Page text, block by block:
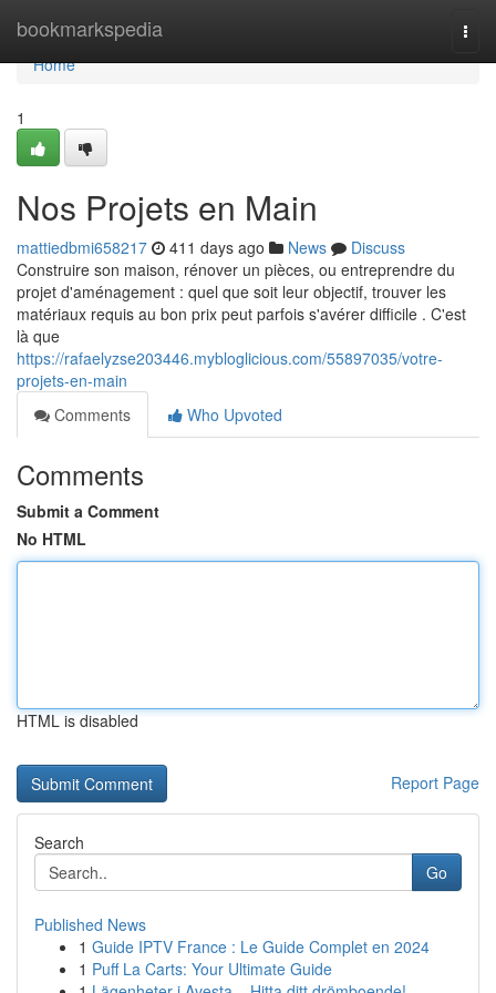
bookmarkspedia
Home
Home
1
Nos Projets en Main
mattiedbmi658217 411 days ago News
Discuss
Construire son maison, rénover un pièces, ou entreprendre du
projet d'aménagement : quel que soit leur objectif, trouver les
matériaux requis au bon prix peut parfois s'avérer difficile . C'est
là que
https://rafaelyzse203446.mybloglicious.com/55897035/votre-
projets-en-main
Comments
Who Upvoted
Comments
Submit a Comment
No HTML
HTML is disabled
Report Page
Search
Go
Published News
1 Guide IPTV France : Le Guide Complet en 2024
1 Puff La Carts: Your Ultimate Guide